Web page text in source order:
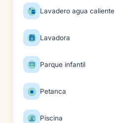
Lavadero agua caliente
Lavadora
Parque infantil
Petanca
Piscina